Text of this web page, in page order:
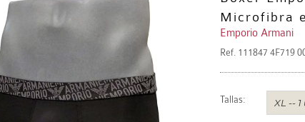
Microfibra
Emporio Armani
Ref. 111847 4F719
Tallas: